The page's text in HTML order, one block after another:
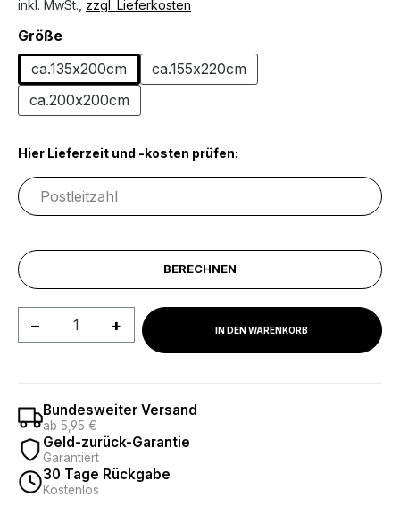
inkl. MwSt., zzgl. Lieferkosten
Größeauswählen
ca.135x200cm
ca.155x220cm
ca.200x200cm
Hier Lieferzeit und -kosten prüfen:
BERECHNEN
Produkt Anzahl: Gib denIN DEN WARENKORB
Bundesweiter Versand
ab 5,95 €
Geld-zurück-Garantie
Garantiert
30 Tage Rückgabe
Kostenlos